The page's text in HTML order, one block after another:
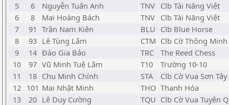
5
6 Nguyễn Tuấn Anh TNV Clb Tài Năng Việt
6
8 Mai Hoàng Bách TNV Clb Tài Năng Việt
7
91 Trần Nam Kiên BLU Clb Blue Horse
8
93 Lê Tùng Lâm CTM Clb Cờ Thông Minh
9
14 Đào Gia Bảo TRC
The Reed Chess
10
97 Vũ Minh Tuệ Lâm T10
Trường 10-10
11
18 Chu Minh Chính STA
Clb Cờ Vua Sơn Tây
12 101 Mai Nhật Minh THO Thanh Hóa
13
20 Lê Duy Cường TQU Clb Cờ Vua Tuyên